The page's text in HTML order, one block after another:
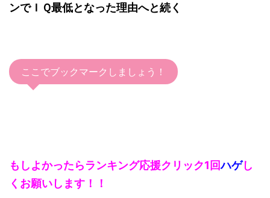
ンでＩＱ最低となった理由へと続く
ここでブックマークしましょう！
もしよかったらランキング応援クリック1回ハゲし
くお願いします！！